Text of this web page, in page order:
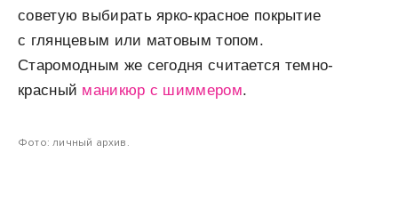
советую выбирать ярко-красное покрытие
с глянцевым или матовым топом.
Старомодным же сегодня считается темно-
красный маникюр с шиммером.
Фото: личный архив.